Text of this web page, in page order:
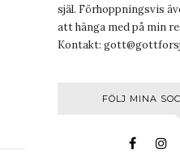
själ. Förhoppningsvis
att hänga med på min
Kontakt:
FÖLJ MINA